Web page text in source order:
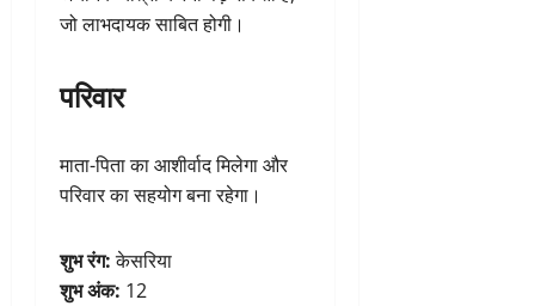
जो लाभदायक साबित होगी।
परिवार
माता-पिता का आशीर्वाद मिलेगा और
परिवार का सहयोग बना रहेगा।
शुभ रंग:केसरिया
शुभ अंक: 12